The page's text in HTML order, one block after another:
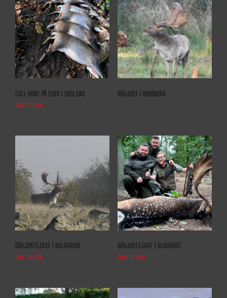
Cull hunt på CWD i England
DKK 17.230
Dåhjort i Danmark
Dåhjortejagt i Bulgarien
DKK 14.750
Dåhjortejagt i Slovakiet
DKK 11.800